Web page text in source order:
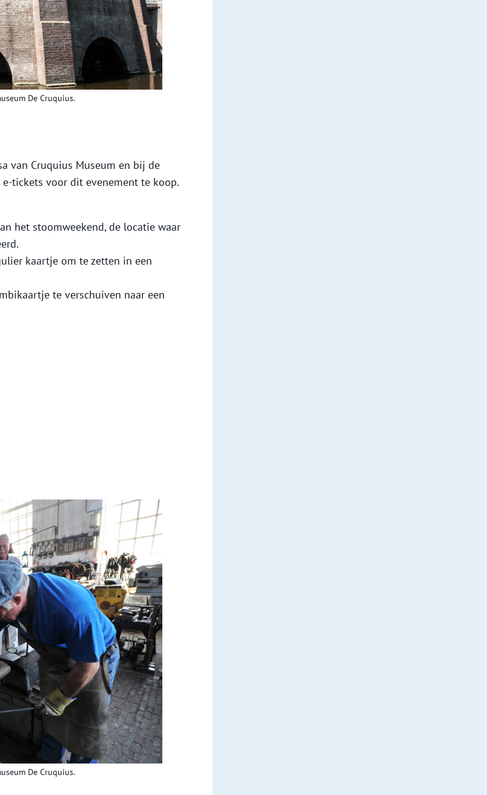
De Cruquius.
van Cruquius Museum en bij de
tickets voor dit evenement te koop.
het stoomweekend, de locatie waar
kaartje om te zetten in een
te verschuiven naar een
De Cruquius.